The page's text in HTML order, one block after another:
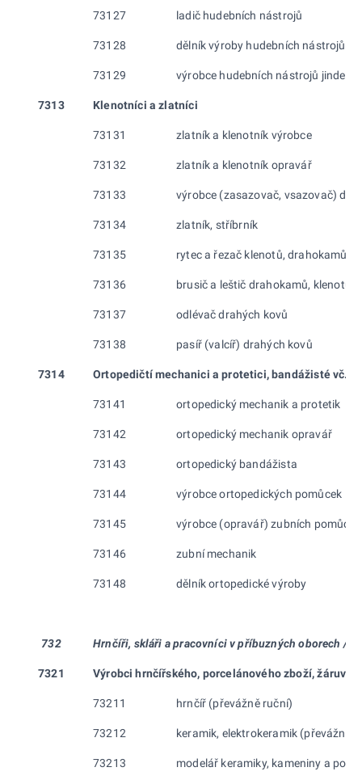
73127 ladič hudebních nástrojů
73128 dělník výroby hudebních nástrojů
73129 výrobce hudebních nástrojů jinde
7313 Klenotníci a zlatníci
73131 zlatník a klenotník výrobce
73132 zlatník a klenotník opravář
73133 výrobce (zasazovač, vsazovač)
73134 zlatník, stříbrník
73135 rytec a řezač klenotů, drahokamů
73136 brusič a leštič drahokamů, klenotů,
73137 odlévač drahých kovů
73138 pasíř (valcíř) drahých kovů
7314 Ortopedičtí mechanici a protetici, bandážisté vč.
73141 ortopedický mechanik a protetik
73142 ortopedický mechanik opravář
73143 ortopedický bandážista
73144 výrobce ortopedických pomůcek
73145 výrobce (opravář) zubních
73146 zubní mechanik
73148 dělník ortopedické výroby
732 Hrnčíři, skláři a pracovníci v příbuzných oborech /
7321 Výrobci hrnčířského, porcelánového zboží,
73211 hrnčíř (převážně ruční)
73212 keramik, elektrokeramik (převážně
73213 modelář keramiky, kameniny a